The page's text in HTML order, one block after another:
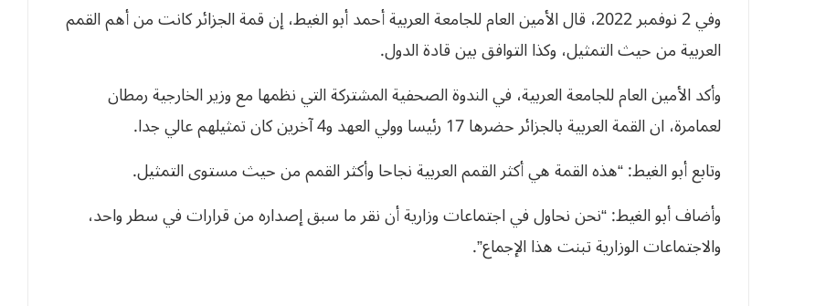
وفي 2 نوفمبر 2022، قال الأمين العام للجامعة العربية أحمد أبو الغيط، إن قمة الجزائر كانت من أهم القمم
العربية من حيث التمثيل، وكذا التوافق بين قادة الدول.
وأكد الأمين العام للجامعة العربية، في الندوة الصحفية المشتركة التي نظمها مع وزير الخارجية رمطان
لعمامرة، ان القمة العربية بالجزائر حضرها 17 رئيسا وولي العهد و4 آخرين كان تمثيلهم عالي جدا.
وتابع أبو الغيط: “هذه القمة هي أكثر القمم العربية نجاحا وأكثر القمم من حيث مستوى التمثيل.
وأضاف أبو الغيط: “نحن نحاول في اجتماعات وزارية أن نقر ما سبق إصداره من قرارات في سطر واحد،
والاجتماعات الوزارية تبنت هذا الإجماع”.